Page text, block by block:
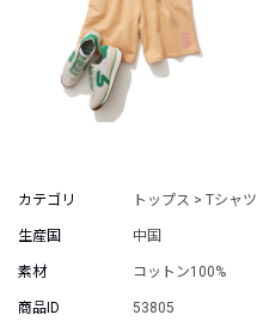
カテゴリ トップス > Tシャツ
生産国 中国
素材 コットン100%
商品ID 53805